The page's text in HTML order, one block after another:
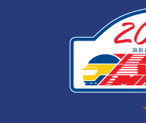
Passar para o conteúdo principal